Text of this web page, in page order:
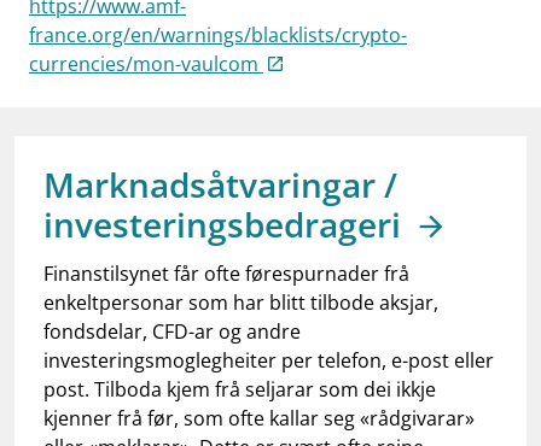
mail_outlineKontakt oss
work_outlineJobb hos oss
notifications_none Abonner på nyhetsvarsel
https://www.amf-
france.org/en/warnings/blacklists/crypto-
currencies/mon-vaulcom
Marknadsåtvaringar /
investeringsbedrageri
Finanstilsynet får ofte førespurnader frå
enkeltpersonar som har blitt tilbode aksjar,
fondsdelar, CFD-ar og andre
investeringsmoglegheiter per telefon, e-post eller
post. Tilboda kjem frå seljarar som dei ikkje
kjenner frå før, som ofte kallar seg «rådgivarar»